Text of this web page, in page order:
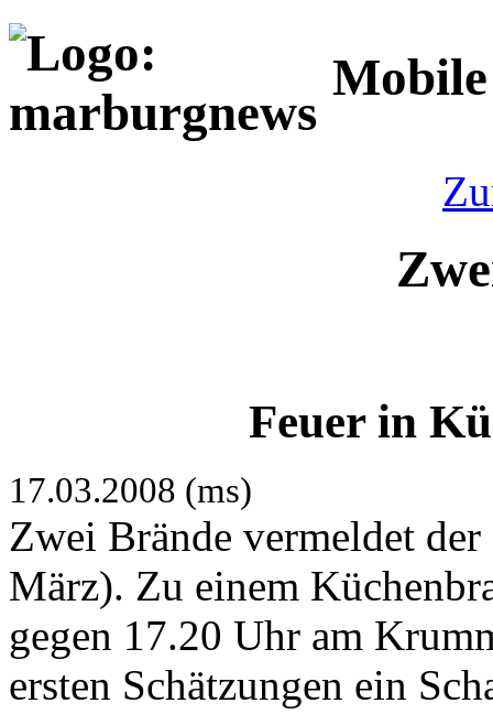
Feuer in
17.03.2008 (ms)
Zwei Brände vermeldet
März). Zu einem
gegen 17.20 Uhr am
ersten Schätzungen ein